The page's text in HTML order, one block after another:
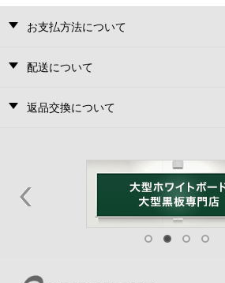
お支払方法について
配送について
返品交換について